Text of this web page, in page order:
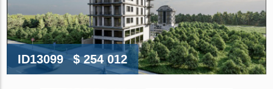
ID13099 $ 254 012